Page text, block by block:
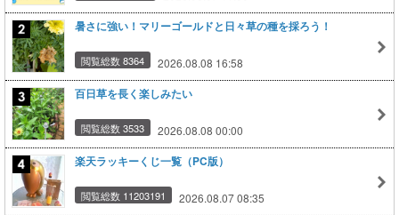
暑さに強い！マリーゴールドと日々草の種を採ろう！
閲覧総数 8364 2026.08.08 16:58
百日草を長く楽しみたい
閲覧総数 3533 2026.08.08 00:00
楽天ラッキーくじ一覧（PC版）
閲覧総数 11203191 2026.08.07 08:35